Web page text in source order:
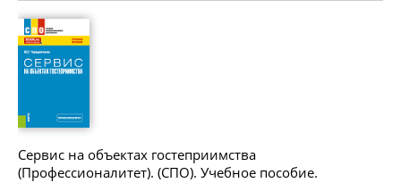
Сервис на объектах гостеприимства
(Профессионалитет). (СПО). Учебное пособие.